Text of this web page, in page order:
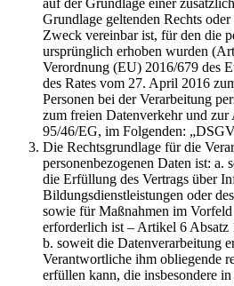
auf der Grundlage einer
Grundlage geltenden Rechts
Zweck vereinbar ist, für den die
ursprünglich erhoben wurden
Verordnung (EU) 2016/679 des
des Rates vom 27. April 2016
Personen bei der Verarbeitung
zum freien Datenverkehr und
95/46/EG, im Folgenden:
Die Rechtsgrundlage für die
personenbezogenen Daten ist: a.
die Erfüllung des Vertrags über
Bildungsdienstleistungen oder
sowie für Maßnahmen im Vorfeld
erforderlich ist – Artikel 6
b. soweit die Datenverarbeitung
Verantwortliche ihm obliegende
erfüllen kann, die insbesondere